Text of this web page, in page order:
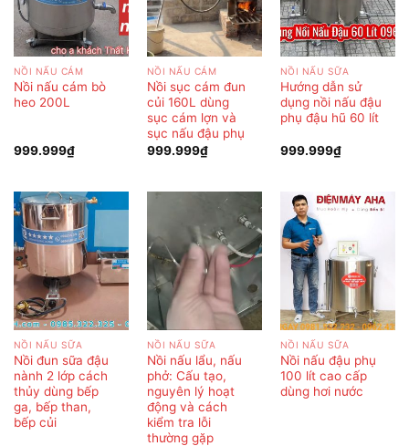
NỒI NẤU CÁM
Nồi nấu cám bò
heo 200L
999.999₫
NỒI NẤU CÁM
Nồi sục cám đun
củi 160L dùng
sục cám lợn và
sục nấu đậu phụ
999.999₫
NỒI NẤU SỮA
Hướng dẫn sử
dụng nồi nấu đậu
phụ đậu hũ 60 lít
999.999₫
NỒI NẤU SỮA
Nồi đun sữa đậu
nành 2 lớp cách
thủy dùng bếp
ga, bếp than,
bếp củi
NỒI NẤU SỮA
Nồi nấu lẩu, nấu
phở: Cấu tạo,
nguyên lý hoạt
động và cách
kiểm tra lỗi
thường gặp
NỒI NẤU SỮA
Nồi nấu đậu phụ
100 lít cao cấp
dùng hơi nước